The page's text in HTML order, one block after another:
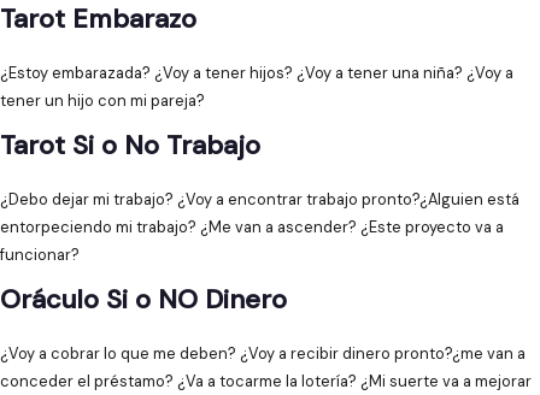
Tarot Embarazo
¿Estoy embarazada? ¿Voy a tener hijos? ¿Voy a tener una niña? ¿Voy a
tener un hijo con mi pareja?
Tarot Si o No Trabajo
¿Debo dejar mi trabajo? ¿Voy a encontrar trabajo pronto?¿Alguien está
entorpeciendo mi trabajo? ¿Me van a ascender? ¿Este proyecto va a
funcionar?
Oráculo Si o NO Dinero
¿Voy a cobrar lo que me deben? ¿Voy a recibir dinero pronto?¿me van a
conceder el préstamo? ¿Va a tocarme la lotería? ¿Mi suerte va a mejorar